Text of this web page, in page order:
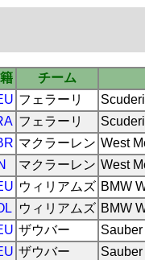
チーム
フェラーリ
フェラーリ
マクラーレン West
マクラーレン West
ウィリアムズ BMW
ウィリアムズ BMW
ザウバー
ザウバー